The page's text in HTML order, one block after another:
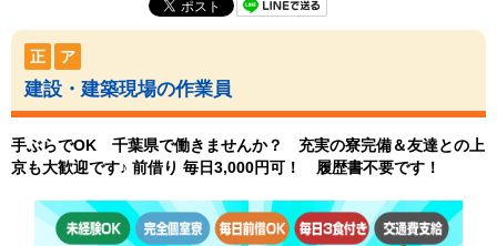
正 ア
建設・建築現場の作業員
手ぶらでOK 千葉県で働きませんか？ 充実の寮完備＆友達との上
京も大歓迎です♪ 前借り 毎日3,000円可！ 履歴書不要です！